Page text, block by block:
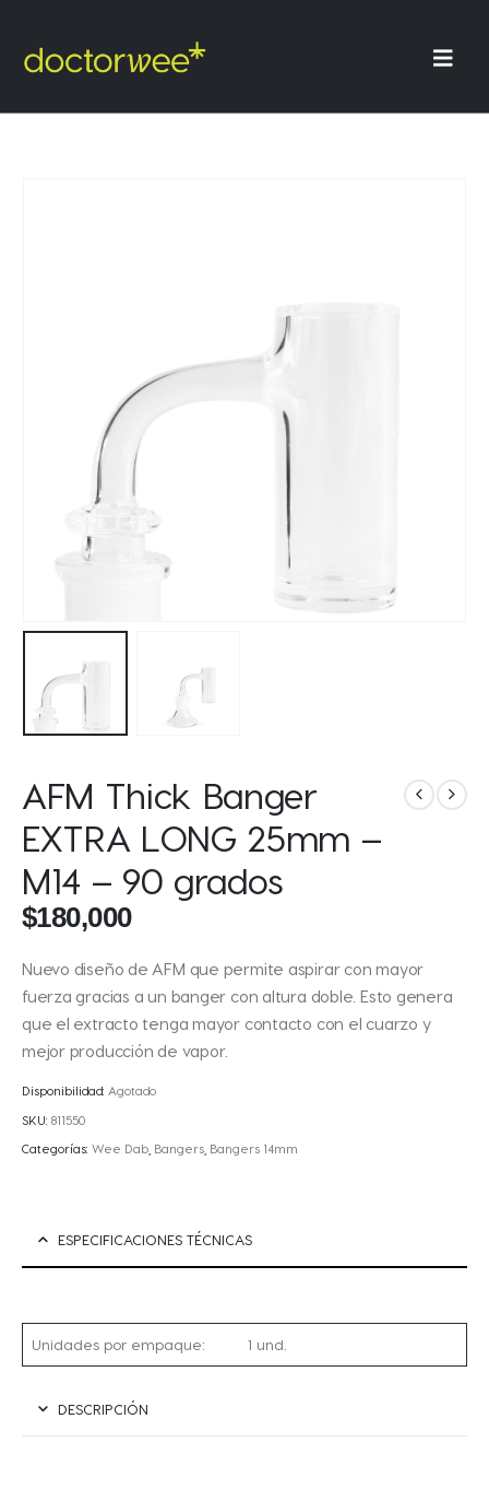
AFM Thick Banger
EXTRA LONG 25mm –
M14 – 90 grados
$180,000
Nuevo diseño de AFM que permite aspirar con mayor
fuerza gracias a un banger con altura doble. Esto genera
que el extracto tenga mayor contacto con el cuarzo y
mejor producción de vapor.
Disponibilidad: Agotado
SKU: 811550
Categorías: Wee Dab Bangers Bangers 14mm
ESPECIFICACIONES TÉCNICAS
Unidades por empaque: 1 und.
DESCRIPCIÓN